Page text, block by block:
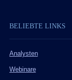
BELIEBTE LINKS
Analysten
Webinare